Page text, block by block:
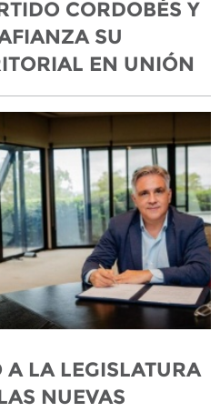
CORDOBÉS Y
SU
EN UNIÓN
A LA LEGISLATURA
NUEVAS